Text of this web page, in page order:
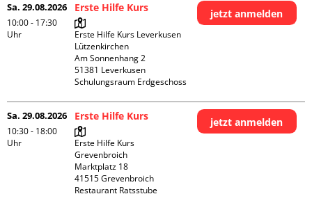
Sa. 29.08.2026
10:00 - 17:30
Uhr
Erste Hilfe Kurs
Erste Hilfe Kurs Leverkusen
Lützenkirchen
Am Sonnenhang 2
51381 Leverkusen
Schulungsraum Erdgeschoss
jetzt anmelden
Sa. 29.08.2026
10:30 - 18:00
Uhr
Erste Hilfe Kurs
Erste Hilfe Kurs
Grevenbroich
Marktplatz 18
41515 Grevenbroich
Restaurant Ratsstube
jetzt anmelden